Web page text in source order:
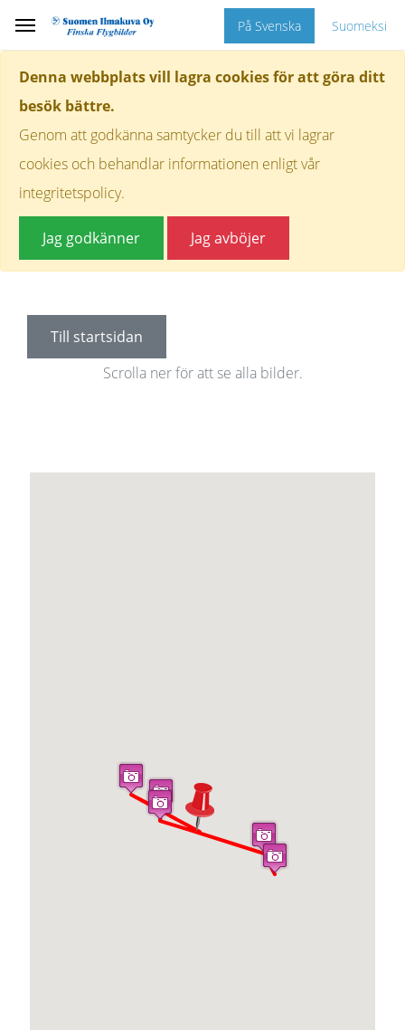
Denna webbplats vill lagra cookies för att göra ditt
besök bättre.
Genom att godkänna samtycker du till att vi lagrar
cookies och behandlar informationen enligt vår
integritetspolicy.
Jag godkänner Jag avböjer
På Svenska Suomeksi
Till startsidan
Scrolla ner för att se alla bilder.